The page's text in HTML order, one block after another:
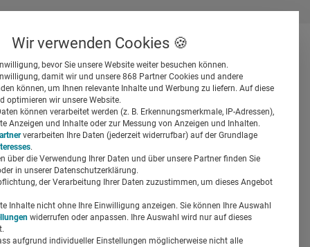
Suchen
ist Head
bei
Wir verwenden Cookies 🍪
bevor Sie unsere Website weiter besuchen können.
damit wir und unsere 868 Partner Cookies und andere
können, um Ihnen relevante Inhalte und Werbung zu liefern. Auf diese
optimieren wir unsere Website.
können verarbeitet werden (z. B. Erkennungsmerkmale, IP-Adressen),
Anzeigen und Inhalte oder zur Messung von Anzeigen und Inhalten.
verarbeiten Ihre Daten (jederzeit widerrufbar) auf der Grundlage
.
über die Verwendung Ihrer Daten und über unsere Partner finden Sie
in unserer Datenschutzerklärung.
der Verarbeitung Ihrer Daten zuzustimmen, um dieses Angebot
Inhalte nicht ohne Ihre Einwilligung anzeigen. Sie können Ihre Auswahl
widerrufen oder anpassen. Ihre Auswahl wird nur auf dieses
aufgrund individueller Einstellungen möglicherweise nicht alle